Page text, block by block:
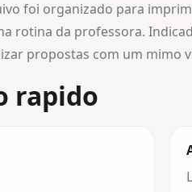
foi organizado para
rotina da professora.
propostas com um mimo
rapido